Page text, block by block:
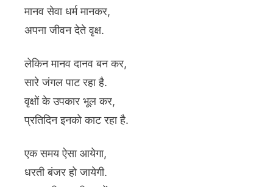
मानव सेवा धर्म मानकर,
अपना जीवन देते वृक्ष.
लेकिन मानव दानव बन कर,
सारे जंगल पाट रहा है.
वृक्षों के उपकार भूल कर,
प्रतिदिन इनको काट रहा है.
एक समय ऐसा आयेगा,
धरती बंजर हो जायेगी.